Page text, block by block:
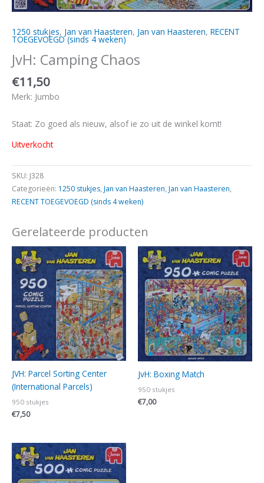
1250 stukjes, Jan van Haasteren, Jan van Haasteren, RECENT
TOEGEVOEGD (sinds 4 weken)
JvH: Camping Chaos
€11,50
Merk: Jumbo
Staat: Zo goed als nieuw, alsof ie zo uit de winkel komt!
Uitverkocht
SKU: J328
Categorieën: 1250 stukjes, Jan van Haasteren, Jan van Haasteren,
RECENT TOEGEVOEGD (sinds 4 weken)
Gerelateerde producten
JVH: Parcel Sorting Center
(International Parcels)
950 stukjes
€7,50
JvH: Boxing Match
950 stukjes
€7,00